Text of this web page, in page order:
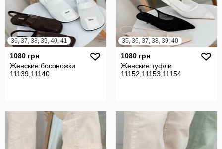
36, 37, 38, 39, 40, 41
1080 грн
Женские босоножки
11139,11140
35, 36, 37, 38, 39, 40
1080 грн
Женские туфли
11152,11153,11154